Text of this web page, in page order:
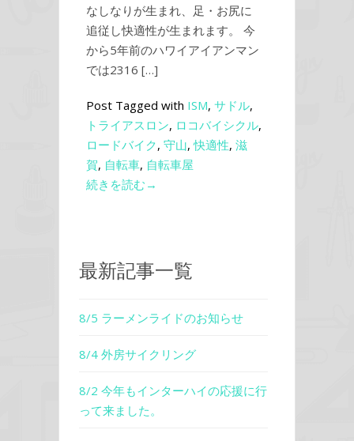
なしなりが生まれ、足・お尻に
追従し快適性が生まれます。 今
から5年前のハワイアイアンマン
では2316 […]
Post Tagged with ISM, サドル,
トライアスロン, ロコバイシクル,
ロードバイク, 守山,快適性, 滋
賀, 自転車, 自転車屋
続きを読む→
最新記事一覧
8/5 ラーメンライドのお知らせ
8/4 外房サイクリング
8/2 今年もインターハイの応援に行
って来ました。